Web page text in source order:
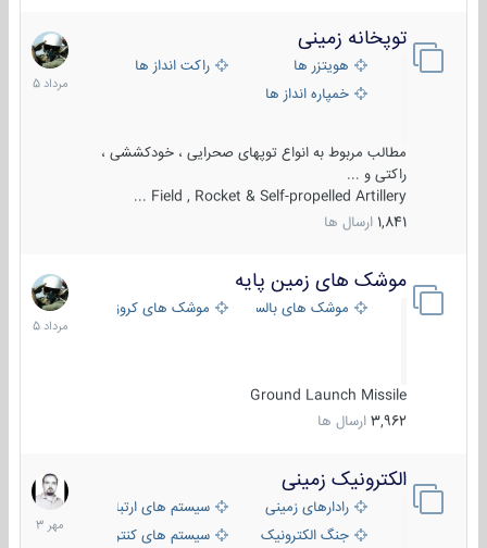
توپخانه زمینی
هویتزر ها
راکت انداز ها
خمپاره انداز ها
مطالب مربوط به انواع توپهای صحرایی ، خودکششی ،
راکتی و ...
Field , Rocket & Self-propelled Artillery ...
1,841 ارسال ها
9
مرداد
1405
موشک های زمین پایه
موشک های بالستیک موشک های کروز
Ground Launch Missile
3,962 ارسال ها
2
مرداد
1405
الکترونیک زمینی
رادارهای زمینی
سیستم های ارتباطی و جمع آوری
جنگ الکترونیک
سیستم های کنترل آتش و تجهیزات
1
مهر
1403